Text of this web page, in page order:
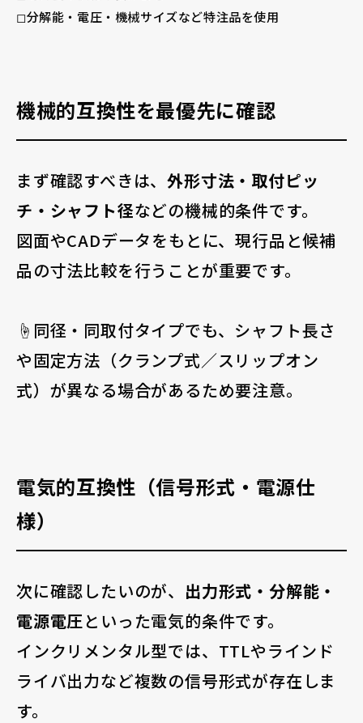
◻︎分解能・電圧・機械サイズなど特注品を使用
機械的互換性を最優先に確認
まず確認すべきは、外形寸法・取付ピッ
チ・シャフト径などの機械的条件です。
図面やCADデータをもとに、現行品と候補
品の寸法比較を行うことが重要です。
☝️同径・同取付タイプでも、シャフト長さ
や固定方法（クランプ式／スリップオン
式）が異なる場合があるため要注意。
電気的互換性（信号形式・電源仕
様）
次に確認したいのが、 出力形式・分解能・
電源電圧といった電気的条件です。
インクリメンタル型では、TTLやラインド
ライバ出力など複数の信号形式が存在しま
す。